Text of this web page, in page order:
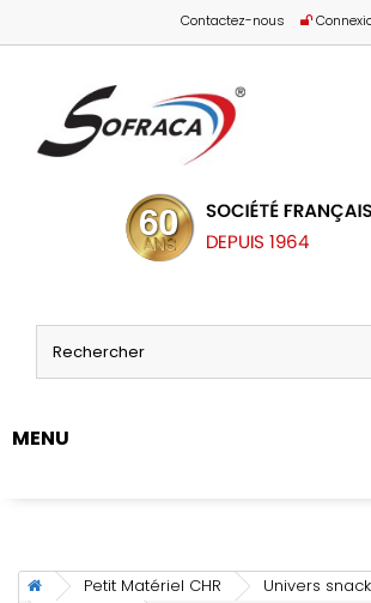
Contactez-nous
MENU
Petit Matériel CHR
Univers